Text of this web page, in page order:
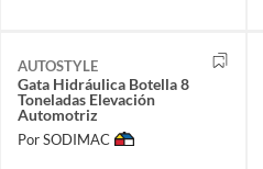
AUTOSTYLE
Gata Hidráulica Botella 8
Toneladas Elevación
Automotriz
Por SODIMAC